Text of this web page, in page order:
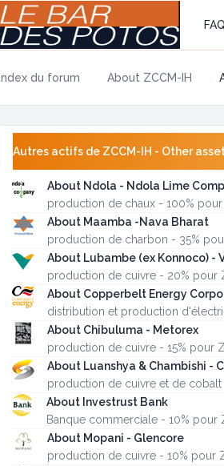
FAQ
Index du forum About ZCCM-IH
Autres actifs de ZCCM-IH - Other
About Ndola - Ndola Lime
production de chaux - 100% pour
About Maamba -Nava Bharat
production de charbon - 35%
About Lubambe (ex Konnoco) -
production de cuivre - 20% pour
About Copperbelt Energy
distribution et production
About Chibuluma - Metorex
production de cuivre - 15% pour
About Luanshya & Chambishi -
production de cuivre et de cobalt
About Investrust Bank
Banque commerciale - 10% pour
About Mopani - Glencore
production de cuivre - 10% pour